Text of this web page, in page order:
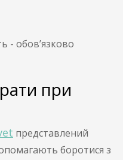
- обов’язково
при
представлений
боротися з